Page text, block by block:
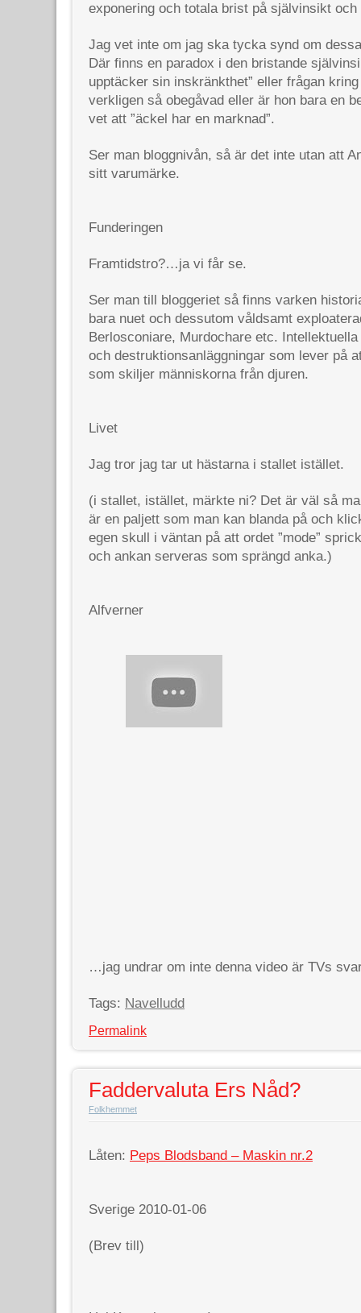
exponering och totala brist på självinsikt
Jag vet inte om jag ska tycka synd om
Där finns en paradox i den bristande
upptäcker sin inskränkthet” eller frågan
verkligen så obegåvad eller är hon bara en
vet att ”äckel har en marknad”.
Ser man bloggnivån, så är det inte utan att
sitt varumärke.
Funderingen
Framtidstro?…ja vi får se.
Ser man till bloggeriet så finns varken
bara nuet och dessutom våldsamt
Berlosconiare, Murdochare etc.
och destruktionsanläggningar som lever på
som skiljer människorna från djuren.
Livet
Jag tror jag tar ut hästarna i stallet istället.
(i stallet, istället, märkte ni? Det är väl så
är en paljett som man kan blanda på och
egen skull i väntan på att ordet ”mode”
och ankan serveras som sprängd anka.)
Alfverner
…jag undrar om inte denna video är TVs
Tags: Navelludd
Permalink
Faddervaluta Ers Nåd?
Folkhemmet
Låten: Peps Blodsband – Maskin nr.2
Sverige 2010-01-06
(Brev till)